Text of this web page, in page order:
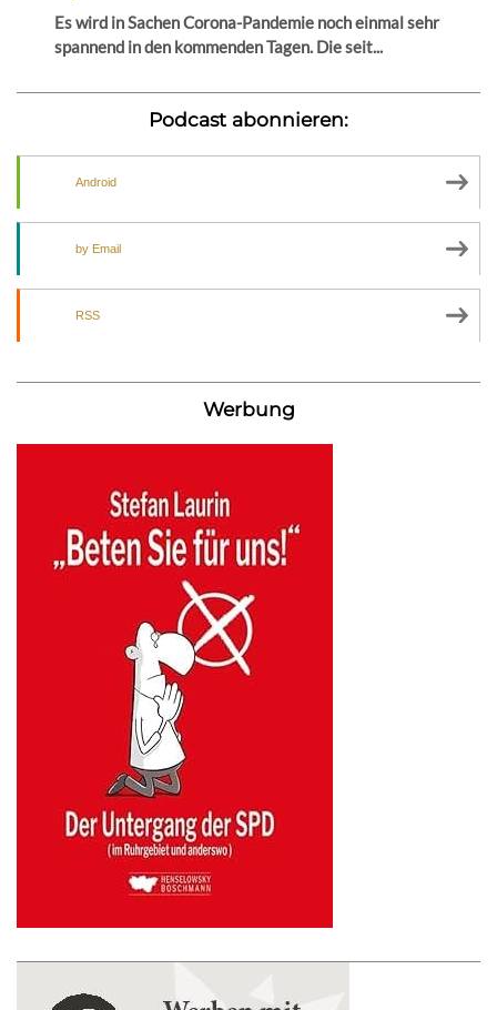
Es wird in Sachen Corona-Pandemie noch einmal sehr
spannend in den kommenden Tagen. Die seit...
Podcast abonnieren:
Android
by Email
RSS
Werbung